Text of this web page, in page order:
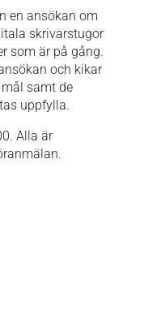
en ansökan om
skrivarstugor
som är på gång.
och kikar
samt de
uppfylla.
Alla är